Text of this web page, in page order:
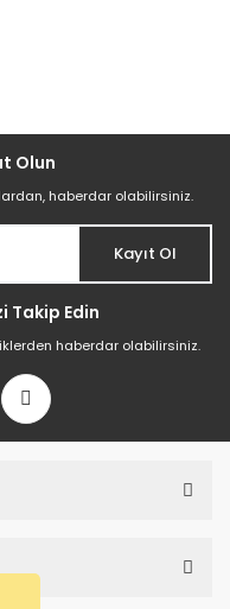
Olun
haberdar olabilirsiniz.
Kayıt Ol
Takip Edin
haberdar olabilirsiniz.